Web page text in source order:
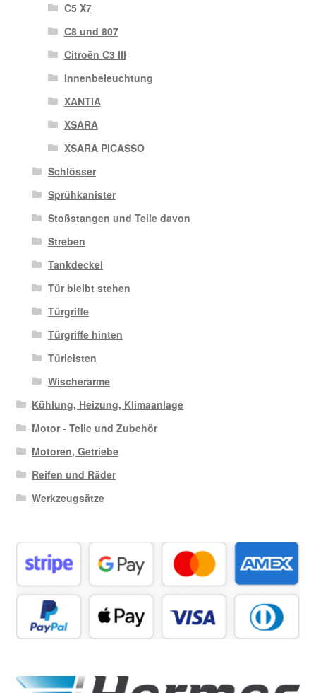
C5 X7
C8 und 807
Citroën C3 III
Innenbeleuchtung
XANTIA
XSARA
XSARA PICASSO
Schlösser
Sprühkanister
Stoßstangen und Teile davon
Streben
Tankdeckel
Tür bleibt stehen
Türgriffe
Türgriffe hinten
Türleisten
Wischerarme
Kühlung, Heizung, Klimaanlage
Motor - Teile und Zubehör
Motoren, Getriebe
Reifen und Räder
Werkzeugsätze